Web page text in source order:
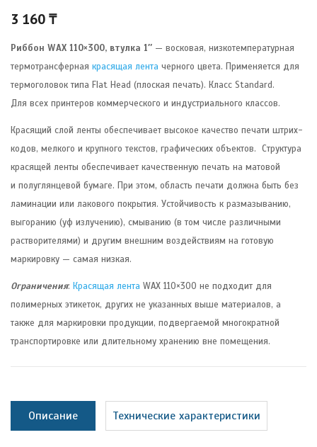
3 160₸
Риббон WAX 110×300, втулка 1″ — восковая, низкотемпературная
термотрансферная красящая лента черного цвета. Применяется для
термоголовок типа Flat Head (плоская печать). Класс Standard.
Для всех принтеров коммерческого и индустриального классов.
Красящий слой ленты обеспечивает высокое качество печати штрих-
кодов, мелкого и крупного текстов, графических объектов. Структура
красящей ленты обеспечивает качественную печать на матовой
и полуглянцевой бумаге. При этом, область печати должна быть без
ламинации или лакового покрытия. Устойчивость к размазыванию,
выгоранию (уф излучению), смыванию (в том числе различными
растворителями) и другим внешним воздействиям на готовую
маркировку — самая низкая.
Ограничения: Красящая лента WAX 110×300 не подходит для
полимерных этикеток, других не указанных выше материалов, а
также для маркировки продукции, подвергаемой многократной
транспортировке или длительному хранению вне помещения.
Описание Технические характеристики